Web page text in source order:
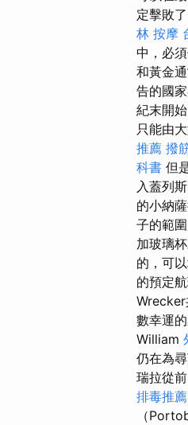
定擊敗
林 按摩
中，必
和黃金
告的國
紀末開
只能由
推薦 撥
科書 但
入蓋列
的小納
子的範
加玻璃
的，可
的預定
Wrecker
數幸運
William
仍在為
瑞拉從
排毒推薦
（